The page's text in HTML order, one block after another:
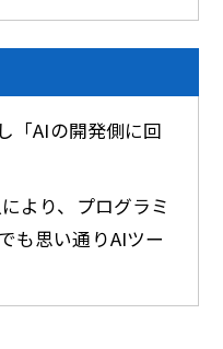
「AIの開発側に回
より、プログラミ
も思い通りAIツー